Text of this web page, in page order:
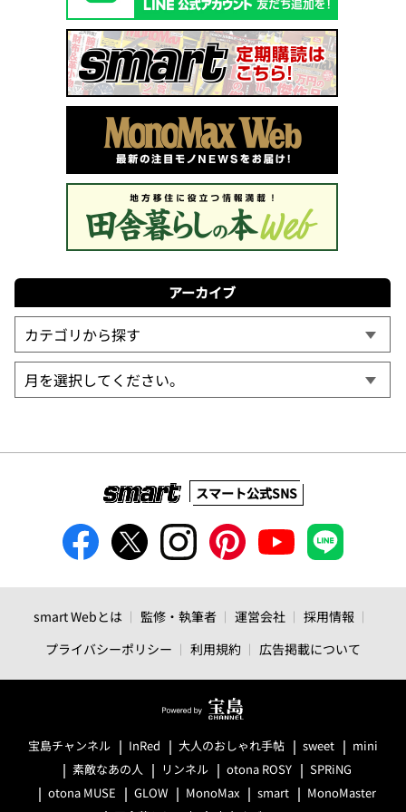
アーカイブ
スマート公式SNS
smart Webとは 監修・執筆者 運営会社
採用情報
プライバシーポリシー
利用規約 広告掲載について
宝島チャンネル InRed 大人のおしゃれ手帖 sweet
mini
素敵なあの人
リンネル otona ROSY
SPRiNG
otona MUSE
GLOW MonoMax smart
MonoMaster